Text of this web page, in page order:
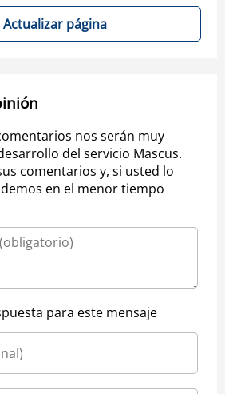
Actualizar página
nos serán muy
del servicio Mascus.
comentarios y, si usted lo
en el menor tiempo
para este mensaje